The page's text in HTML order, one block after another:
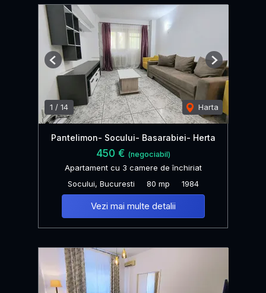
1 / 14 Harta
Previous Next
Pantelimon- Socului- Basarabiei- Herta
450 € (negociabil)
Apartament cu 3 camere de închiriat
Socului, Bucuresti
80 mp 1984
Vezi mai multe detalii